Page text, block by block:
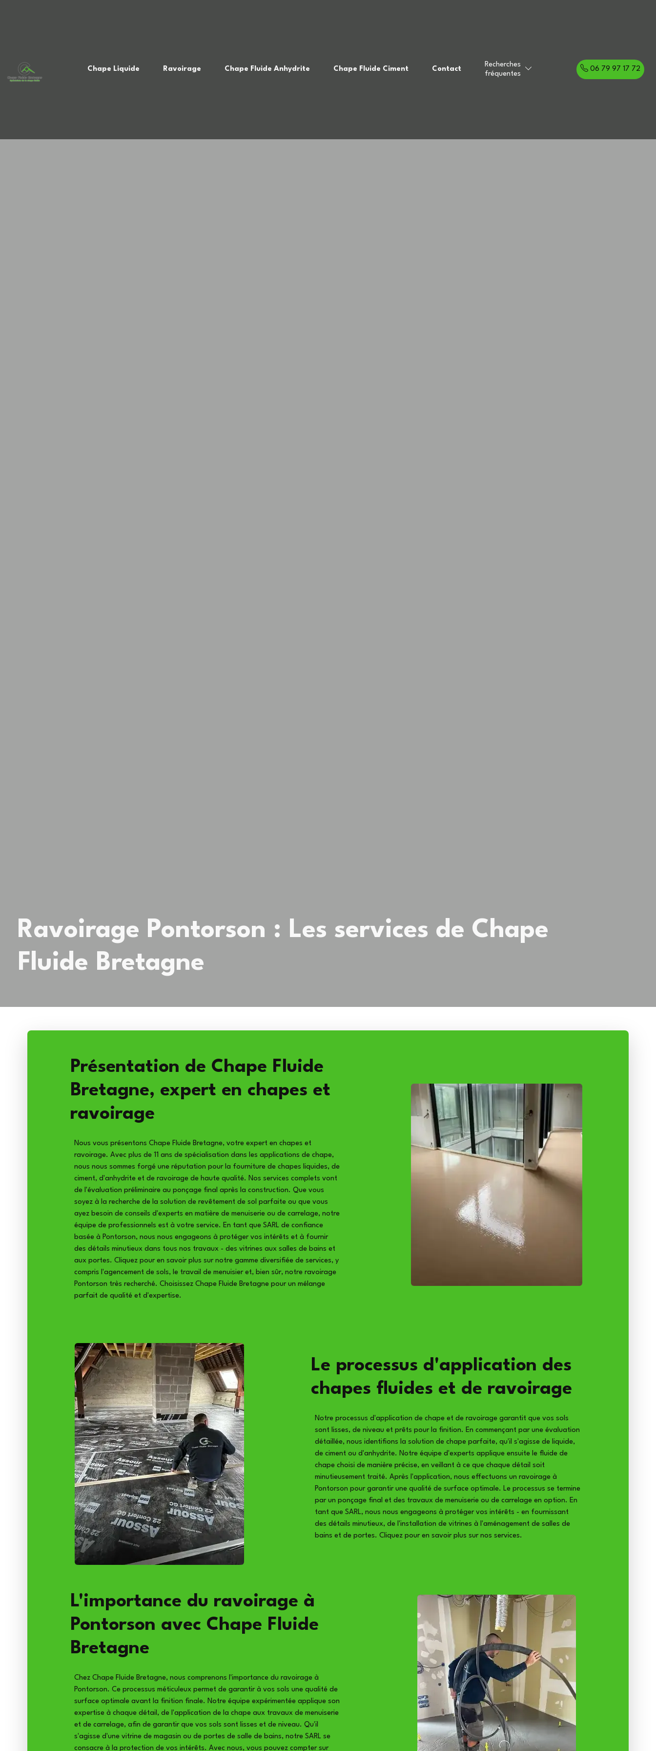
Chape Liquide Ravoirage Chape Fluide Anhydrite Chape Fluide Ciment Contact
Recherches
fréquentes
06 79 97 17 72
Ravoirage Pontorson : Les services de Chape
Fluide Bretagne
Présentation de Chape Fluide
Bretagne, expert en chapes et
ravoirage
Nous vous présentons Chape Fluide Bretagne, votre expert en chapes et
ravoirage. Avec plus de 11 ans de spécialisation dans les applications de chape,
nous nous sommes forgé une réputation pour la fourniture de chapes liquides, de
ciment, d'anhydrite et de ravoirage de haute qualité. Nos services complets vont
de l'évaluation préliminaire au ponçage final après la construction. Que vous
soyez à la recherche de la solution de revêtement de sol parfaite ou que vous
ayez besoin de conseils d'experts en matière de menuiserie ou de carrelage, notre
équipe de professionnels est à votre service. En tant que SARL de confiance
basée à Pontorson, nous nous engageons à protéger vos intérêts et à fournir
des détails minutieux dans tous nos travaux - des vitrines aux salles de bains et
aux portes. Cliquez pour en savoir plus sur notre gamme diversifiée de services, y
compris l'agencement de sols, le travail de menuisier et, bien sûr, notre ravoirage
Pontorson très recherché. Choisissez Chape Fluide Bretagne pour un mélange
parfait de qualité et d'expertise.
Le processus d'application des
chapes fluides et de ravoirage
Notre processus d'application de chape et de ravoirage garantit que vos sols
sont lisses, de niveau et prêts pour la finition. En commençant par une évaluation
détaillée, nous identifions la solution de chape parfaite, qu'il s'agisse de liquide,
de ciment ou d'anhydrite. Notre équipe d'experts applique ensuite le fluide de
chape choisi de manière précise, en veillant à ce que chaque détail soit
minutieusement traité. Après l'application, nous effectuons un ravoirage à
Pontorson pour garantir une qualité de surface optimale. Le processus se termine
par un ponçage final et des travaux de menuiserie ou de carrelage en option. En
tant que SARL, nous nous engageons à protéger vos intérêts - en fournissant
des détails minutieux, de l'installation de vitrines à l'aménagement de salles de
bains et de portes. Cliquez pour en savoir plus sur nos services.
L'importance du ravoirage à
Pontorson avec Chape Fluide
Bretagne
Chez Chape Fluide Bretagne, nous comprenons l'importance du ravoirage à
Pontorson. Ce processus méticuleux permet de garantir à vos sols une qualité de
surface optimale avant la finition finale. Notre équipe expérimentée applique son
expertise à chaque détail, de l'application de la chape aux travaux de menuiserie
et de carrelage, afin de garantir que vos sols sont lisses et de niveau. Qu'il
s'agisse d'une vitrine de magasin ou de portes de salle de bains, notre SARL se
consacre à la protection de vos intérêts. Avec nous, vous pouvez compter sur